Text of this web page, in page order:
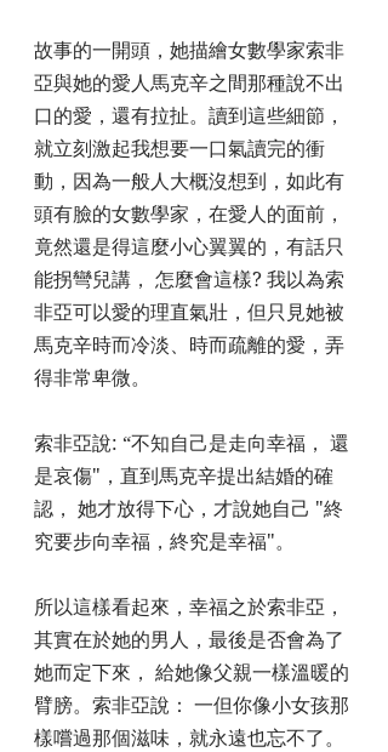
故事的一開頭，她描繪女數學家索非
亞與她的愛人馬克辛之間那種說不出
口的愛，還有拉扯。讀到這些細節，
就立刻激起我想要一口氣讀完的衝
動，因為一般人大概沒想到，如此有
頭有臉的女數學家，在愛人的面前，
竟然還是得這麼小心翼翼的，有話只
能拐彎兒講， 怎麼會這樣? 我以為索
非亞可以愛的理直氣壯，但只見她被
馬克辛時而冷淡、時而疏離的愛，弄
得非常卑微。
索非亞說: “不知自己是走向幸福， 還
是哀傷"，直到馬克辛提出結婚的確
認， 她才放得下心，才說她自己 "終
究要步向幸福，終究是幸福"。
所以這樣看起來，幸福之於索非亞，
其實在於她的男人，最後是否會為了
她而定下來， 給她像父親一樣溫暖的
臂膀。索非亞說： 一但你像小女孩那
樣嚐過那個滋味，就永遠也忘不了。